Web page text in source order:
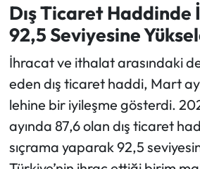
Dış Ticaret Haddinde
92,5 Seviyesine
İhracat ve ithalat arasındaki
eden dış ticaret haddi, Mart
lehine bir iyileşme gösterdi.
ayında 87,6 olan dış ticaret
sıçrama yaparak 92,5